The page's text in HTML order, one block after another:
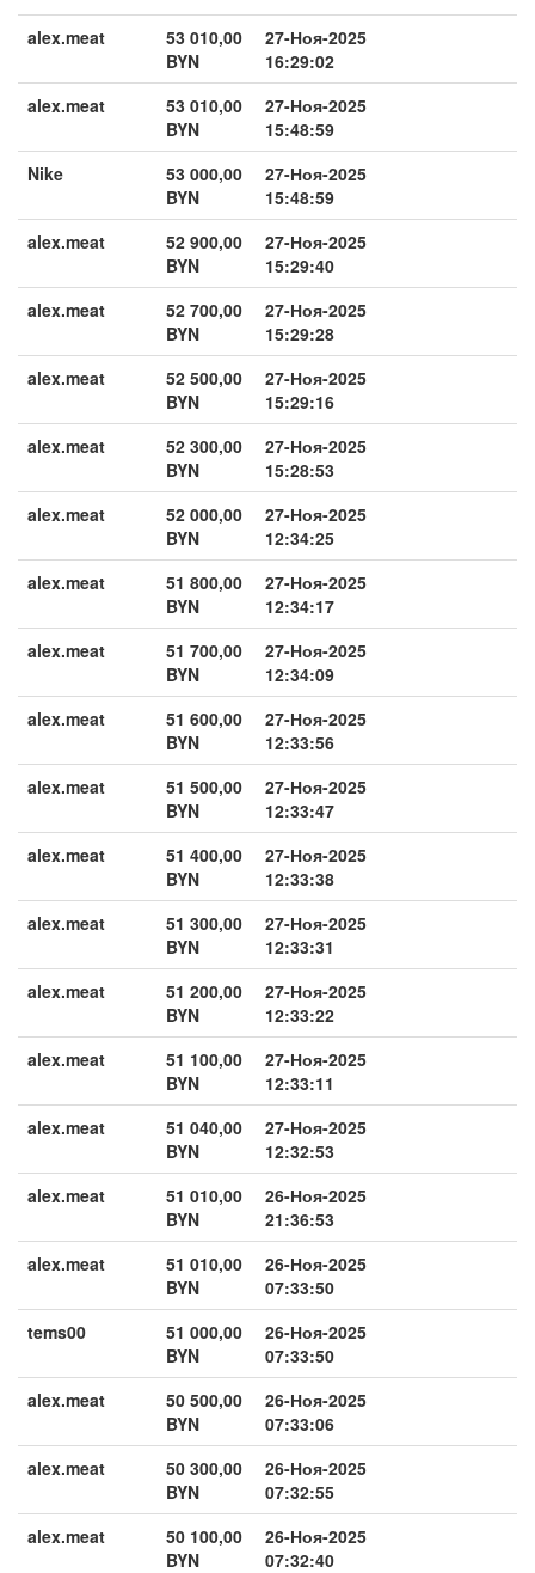
alex.meat
53 010,00
BYN
27-Ноя-2025
16:29:02
alex.meat
53 010,00
BYN
27-Ноя-2025
15:48:59
Nike
53 000,00
BYN
27-Ноя-2025
15:48:59
alex.meat
52 900,00
BYN
27-Ноя-2025
15:29:40
alex.meat
52 700,00
BYN
27-Ноя-2025
15:29:28
alex.meat
52 500,00
BYN
27-Ноя-2025
15:29:16
alex.meat
52 300,00
BYN
27-Ноя-2025
15:28:53
alex.meat
52 000,00
BYN
27-Ноя-2025
12:34:25
alex.meat
51 800,00
BYN
27-Ноя-2025
12:34:17
alex.meat
51 700,00
BYN
27-Ноя-2025
12:34:09
alex.meat
51 600,00
BYN
27-Ноя-2025
12:33:56
alex.meat
51 500,00
BYN
27-Ноя-2025
12:33:47
alex.meat
51 400,00
BYN
27-Ноя-2025
12:33:38
alex.meat
51 300,00
BYN
27-Ноя-2025
12:33:31
alex.meat
51 200,00
BYN
27-Ноя-2025
12:33:22
alex.meat
51 100,00
BYN
27-Ноя-2025
12:33:11
alex.meat
51 040,00
BYN
27-Ноя-2025
12:32:53
alex.meat
51 010,00
BYN
26-Ноя-2025
21:36:53
alex.meat
51 010,00
BYN
26-Ноя-2025
07:33:50
tems00
51 000,00
BYN
26-Ноя-2025
07:33:50
alex.meat
50 500,00
BYN
26-Ноя-2025
07:33:06
alex.meat
50 300,00
BYN
26-Ноя-2025
07:32:55
alex.meat
50 100,00
BYN
26-Ноя-2025
07:32:40